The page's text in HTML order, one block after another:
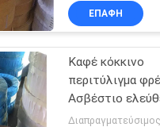
ανελκυστήρων
θαλασσίων
ΕΠΑΦΉ
Καφέ κόκκινο
περιτύλιγμα
Ασβέστιο
χρήση σε